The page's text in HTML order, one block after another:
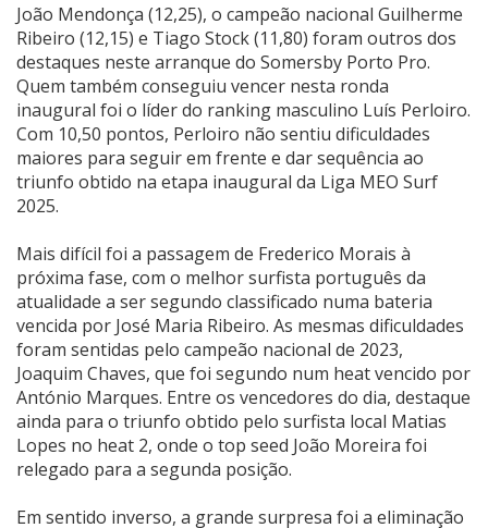
João Mendonça (12,25), o campeão nacional Guilherme
Ribeiro (12,15) e Tiago Stock (11,80) foram outros dos
destaques neste arranque do Somersby Porto Pro.
Quem também conseguiu vencer nesta ronda
inaugural foi o líder do ranking masculino Luís Perloiro.
Com 10,50 pontos, Perloiro não sentiu dificuldades
maiores para seguir em frente e dar sequência ao
triunfo obtido na etapa inaugural da Liga MEO Surf
2025.
Mais difícil foi a passagem de Frederico Morais à
próxima fase, com o melhor surfista português da
atualidade a ser segundo classificado numa bateria
vencida por José Maria Ribeiro. As mesmas dificuldades
foram sentidas pelo campeão nacional de 2023,
Joaquim Chaves, que foi segundo num heat vencido por
António Marques. Entre os vencedores do dia, destaque
ainda para o triunfo obtido pelo surfista local Matias
Lopes no heat 2, onde o top seed João Moreira foi
relegado para a segunda posição.
Em sentido inverso, a grande surpresa foi a eliminação